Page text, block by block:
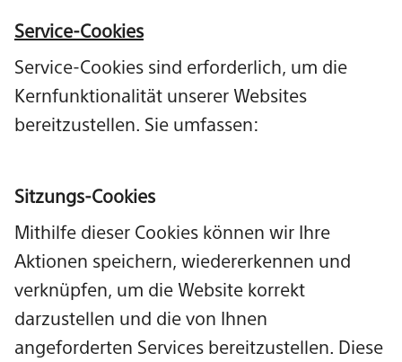
Service-Cookies
Service-Cookies sind erforderlich, um die
Kernfunktionalität unserer Websites
bereitzustellen. Sie umfassen:
Sitzungs-Cookies
Mithilfe dieser Cookies können wir Ihre
Aktionen speichern, wiedererkennen und
verknüpfen, um die Website korrekt
darzustellen und die von Ihnen
angeforderten Services bereitzustellen. Diese